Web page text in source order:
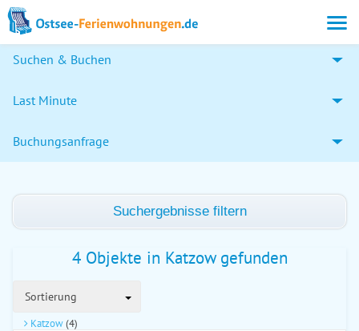
Suchen & Buchen
Last Minute
Buchungsanfrage
Suchergebnisse filtern
4 Objekte in Katzow gefunden
Sortierung
Katzow(4)